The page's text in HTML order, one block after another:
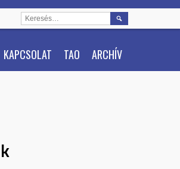
KAPCSOLAT TAO ARCHÍV
KERESÉS: